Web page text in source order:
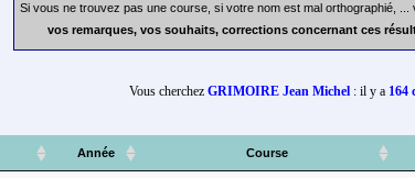
Si vous ne trouvez pas une course, si votre nom est mal orthographié, ...
vos remarques, vos souhaits, corrections concernant ces
Vous cherchez GRIMOIRE Jean Michel: il y a 164
Année Course